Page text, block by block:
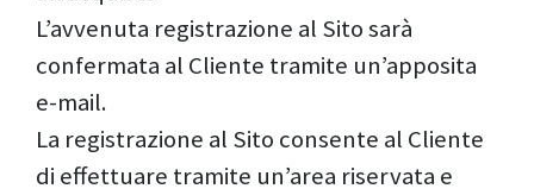
L’avvenuta registrazione al Sito sarà
confermata al Cliente tramite un’apposita
e-mail.
La registrazione al Sito consente al Cliente
di effettuare tramite un’area riservata e